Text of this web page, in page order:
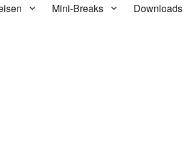
Mini-Breaks Downloads